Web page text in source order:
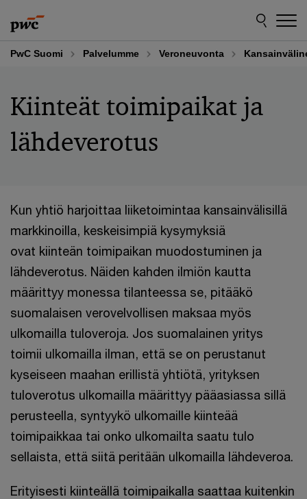
to
content
to
footer
PwC Suomi Palvelumme Veroneuvonta
Kiinteät toimipaikat ja
lähdeverotus
Kun yhtiö harjoittaa liiketoimintaa kansainvälisillä
markkinoilla, keskeisimpiä kysymyksiä
ovat kiinteän toimipaikan muodostuminen ja
lähdeverotus. Näiden kahden ilmiön kautta
määrittyy monessa tilanteessa se, pitääkö
suomalaisen verovelvollisen maksaa myös
ulkomailla tuloveroja. Jos suomalainen yritys
toimii ulkomailla ilman, että se on perustanut
kyseiseen maahan erillistä yhtiötä, yrityksen
tuloverotus ulkomailla määrittyy pääasiassa sillä
perusteella, syntyykö ulkomaille kiinteää
toimipaikkaa tai onko ulkomailta saatu tulo
sellaista, että siitä peritään ulkomailla lähdeveroa.
Erityisesti kiinteällä toimipaikalla saattaa kuitenkin